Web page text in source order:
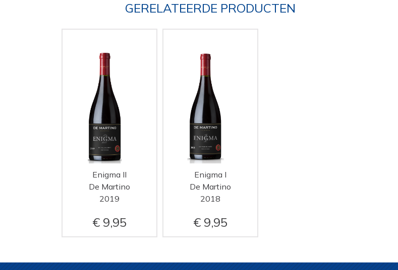
GERELATEERDE PRODUCTEN
Enigma II
De Martino
2019
9,95
Enigma I
De Martino
2018
9,95